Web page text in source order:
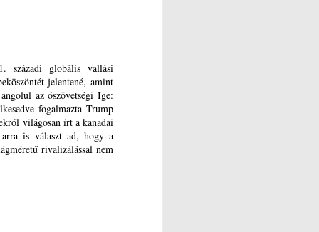
századi globális vallási
jelentené, amint
az ószövetségi Ige:
fogalmazta Trump
világosan írt a kanadai
arra is választ ad, hogy a
rivalizálással nem